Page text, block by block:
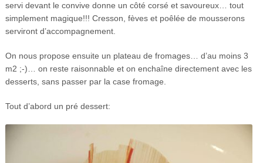
servi devant le convive donne un côté corsé et savoureux… tout
simplement magique!!! Cresson, fèves et poêlée de mousserons
serviront d’accompagnement.
On nous propose ensuite un plateau de fromages… d’au moins 3
m2 ;-)… on reste raisonnable et on enchaîne directement avec les
desserts, sans passer par la case fromage.
Tout d’abord un pré dessert: